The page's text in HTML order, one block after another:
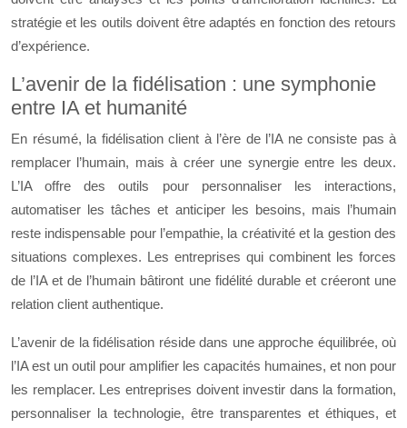
stratégie et les outils doivent être adaptés en fonction des retours
d’expérience.
L’avenir de la fidélisation : une symphonie
entre IA et humanité
En résumé, la fidélisation client à l’ère de l’IA ne consiste pas à
remplacer l’humain, mais à créer une synergie entre les deux.
L’IA offre des outils pour personnaliser les interactions,
automatiser les tâches et anticiper les besoins, mais l’humain
reste indispensable pour l’empathie, la créativité et la gestion des
situations complexes. Les entreprises qui combinent les forces
de l’IA et de l’humain bâtiront une fidélité durable et créeront une
relation client authentique.
L’avenir de la fidélisation réside dans une approche équilibrée, où
l’IA est un outil pour amplifier les capacités humaines, et non pour
les remplacer. Les entreprises doivent investir dans la formation,
personnaliser la technologie, être transparentes et éthiques, et